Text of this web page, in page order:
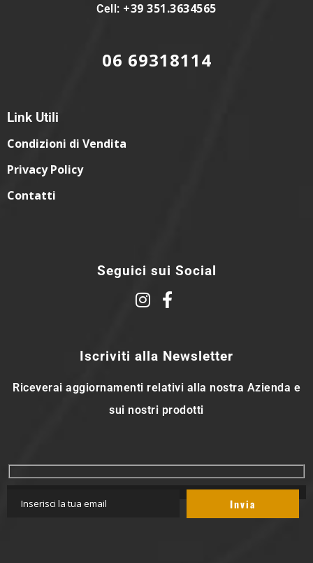
Cell: +39 351.3634565
06 69318114
Link Utili
Condizioni di Vendita
Privacy Policy
Contatti
Seguici sui Social
Iscriviti alla Newsletter
Riceverai aggiornamenti relativi alla nostra Azienda e
sui nostri prodotti